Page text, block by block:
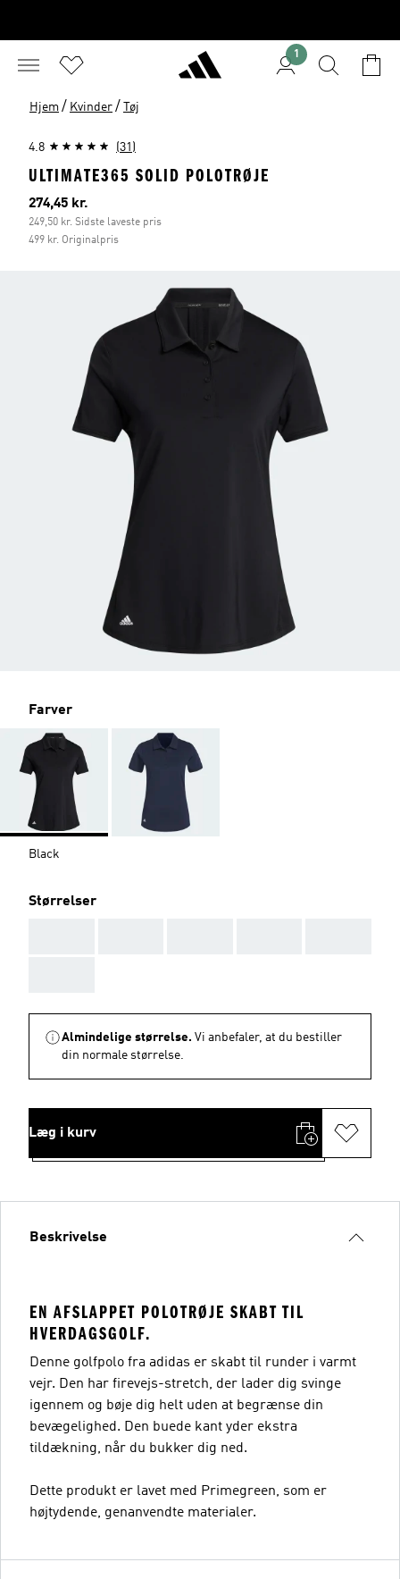
1
Hjem / Kvinder / Tøj
4.8 (31)
ULTIMATE365 SOLID POLOTRØJE
Nuværende pris
274,45 kr.
249,50 kr. Sidste laveste pris
499 kr. Originalpris
Farver
Black
Størrelser
Almindelige størrelse. Vi anbefaler, at du bestiller
din normale størrelse.
Læg i kurv
Beskrivelse
EN AFSLAPPET POLOTRØJE SKABT TIL
HVERDAGSGOLF.
Denne golfpolo fra adidas er skabt til runder i varmt
vejr. Den har firevejs-stretch, der lader dig svinge
igennem og bøje dig helt uden at begrænse din
bevægelighed. Den buede kant yder ekstra
tildækning, når du bukker dig ned.
Dette produkt er lavet med Primegreen, som er
højtydende, genanvendte materialer.